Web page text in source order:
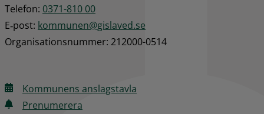
Telefon: 0371-810 00
E‑post: kommunen@gislaved.se
Organisationsnummer: 212000-0514
Kommunens anslagstavla
Prenumerera